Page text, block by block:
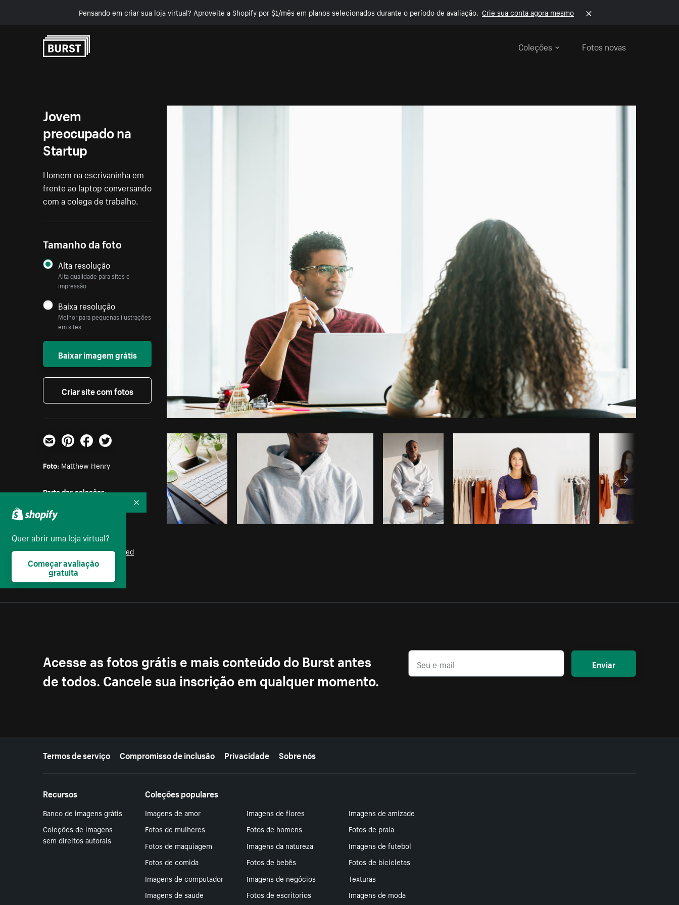
Pensando em criar sua loja virtual? Aproveite a Shopify por $1/mês em planos selecionados durante o período de avaliação. Crie sua conta agora mesmo
Coleções
Fotos novas
Foto da Matthew Henry do Burst Copiar código
Jovem
preocupado na
Startup
Homem na escrivaninha em
frente ao laptop conversando
com a colega de trabalho.
Tamanho da foto
Alta resolução
Alta qualidade para sites e
impressão
Baixa resolução
Melhor para pequenas ilustrações
em sites
Baixar imagem grátis
Criar site com fotos
E-mailPinterestFacebookTwitter
Foto: Matthew Henry
Parte das coleções:
Computador
Licença:
Burst Some Rights Reserved
Acesse as fotos grátis e mais conteúdo do Burst antes
de todos. Cancele sua inscrição em qualquer momento.
Enviar
Mais recursos
Termos de serviço Compromisso de inclusão Privacidade Sobre nós
Recursos
Banco de imagens grátis
Coleções de imagens
sem direitos autorais
Coleções populares
Imagens de amor Imagens de flores
Imagens de amizade
Fotos de mulheres
Fotos de homens
Fotos de praia
Fotos de maquiagem
Imagens da natureza
Imagens de futebol
Fotos de comida
Fotos de bebês
Fotos de bicicletas
Imagens de computador
Imagens de negócios
Texturas
Imagens de saude
Fotos de escritorios Imagens de moda
Quer abrir uma loja virtual?
Começar avaliação
gratuita
Recolher